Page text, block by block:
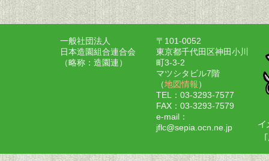
一般社団法人
日本造園組合連合会
（略称：造園連）
〒101-0052
東京都千代田区神田小川
町3-3-2
マツシタビル7階
（地図情報）
TEL：03-3293-7577
FAX：03-3293-7579
e-mail：
jflc@sepia.ocn.ne.jp